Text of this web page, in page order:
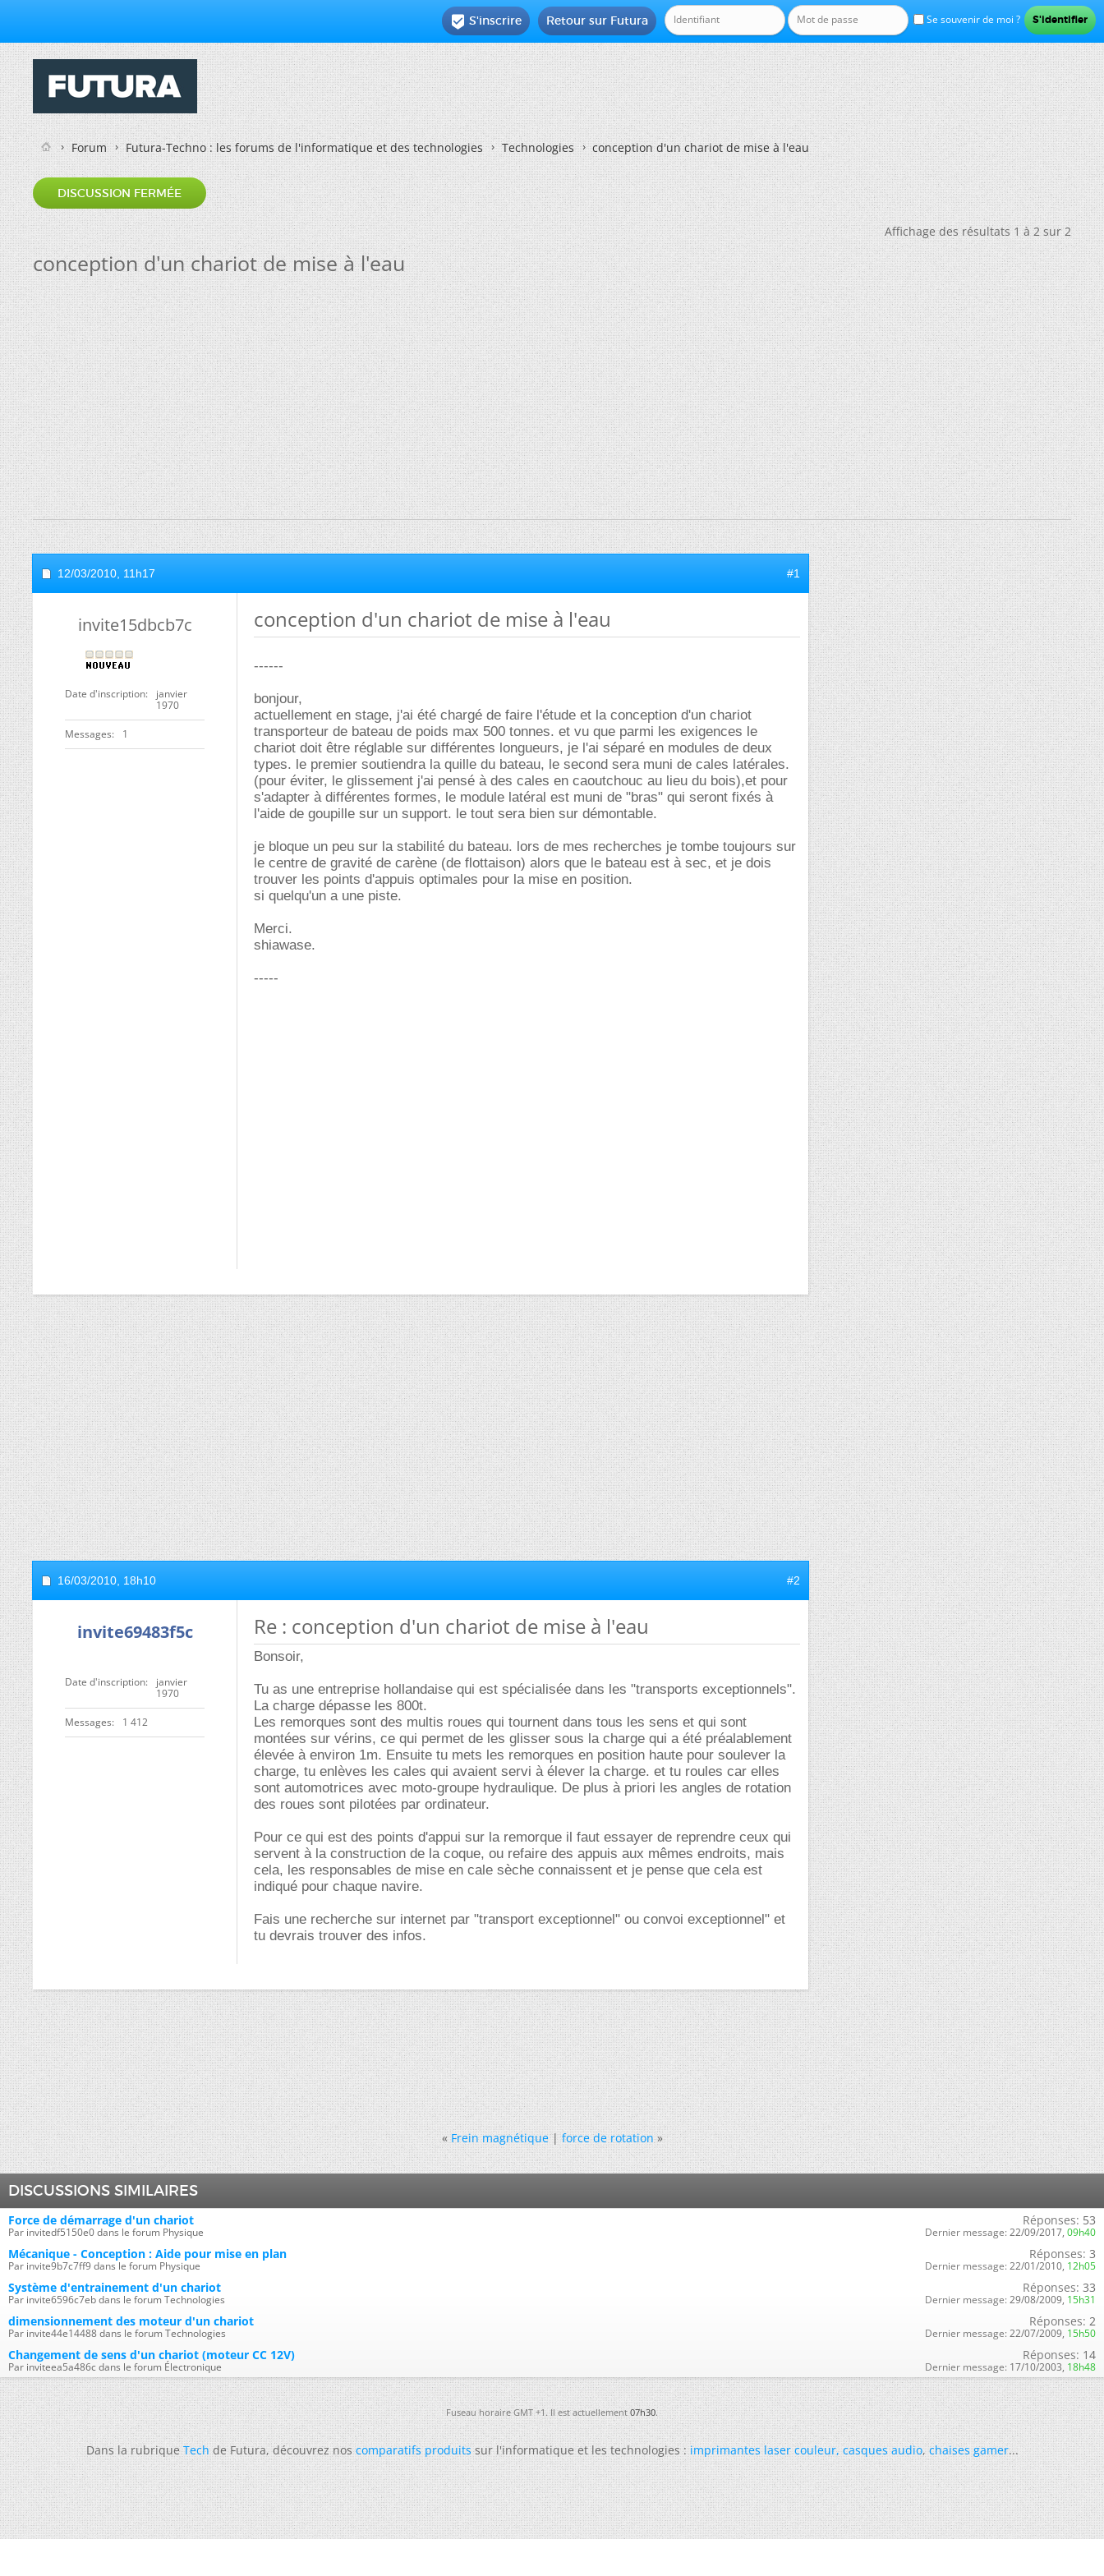
Se souvenir de moi ?
Retour sur Futura
 S'inscrire
Forum Futura-Techno : les forums de l'informatique et des technologies Technologies conception d'un chariot de mise à l'eau
DISCUSSION FERMÉE
Affichage des résultats 1 à 2 sur 2
conception d'un chariot de mise à l'eau
12/03/2010, 11h17 #1
invite15dbcb7c
Date d'inscription
janvier
1970
Messages 1
conception d'un chariot de mise à l'eau
------
bonjour,
actuellement en stage, j'ai été chargé de faire l'étude et la conception d'un chariot
transporteur de bateau de poids max 500 tonnes. et vu que parmi les exigences le
chariot doit être réglable sur différentes longueurs, je l'ai séparé en modules de deux
types. le premier soutiendra la quille du bateau, le second sera muni de cales latérales.
(pour éviter, le glissement j'ai pensé à des cales en caoutchouc au lieu du bois),et pour
s'adapter à différentes formes, le module latéral est muni de "bras" qui seront fixés à
l'aide de goupille sur un support. le tout sera bien sur démontable.
je bloque un peu sur la stabilité du bateau. lors de mes recherches je tombe toujours sur
le centre de gravité de carène (de flottaison) alors que le bateau est à sec, et je dois
trouver les points d'appuis optimales pour la mise en position.
si quelqu'un a une piste.
Merci.
shiawase.
-----
16/03/2010, 18h10 #2
invite69483f5c
Date d'inscription
janvier
1970
Messages 1 412
Re : conception d'un chariot de mise à l'eau
Bonsoir,
Tu as une entreprise hollandaise qui est spécialisée dans les "transports exceptionnels".
La charge dépasse les 800t.
Les remorques sont des multis roues qui tournent dans tous les sens et qui sont
montées sur vérins, ce qui permet de les glisser sous la charge qui a été préalablement
élevée à environ 1m. Ensuite tu mets les remorques en position haute pour soulever la
charge, tu enlèves les cales qui avaient servi à élever la charge. et tu roules car elles
sont automotrices avec moto-groupe hydraulique. De plus à priori les angles de rotation
des roues sont pilotées par ordinateur.
Pour ce qui est des points d'appui sur la remorque il faut essayer de reprendre ceux qui
servent à la construction de la coque, ou refaire des appuis aux mêmes endroits, mais
cela, les responsables de mise en cale sèche connaissent et je pense que cela est
indiqué pour chaque navire.
Fais une recherche sur internet par "transport exceptionnel" ou convoi exceptionnel" et
tu devrais trouver des infos.
« Frein magnétique|force de rotation »
DISCUSSIONS SIMILAIRES
Force de démarrage d'un chariot
Par invitedf5150e0 dans le forum Physique
Réponses: 53
Dernier message: 22/09/2017, 09h40
Mécanique - Conception : Aide pour mise en plan
Par invite9b7c7ff9 dans le forum Physique
Réponses: 3
Dernier message: 22/01/2010, 12h05
Système d'entrainement d'un chariot
Par invite6596c7eb dans le forum Technologies
Réponses: 33
Dernier message: 29/08/2009, 15h31
dimensionnement des moteur d'un chariot
Par invite44e14488 dans le forum Technologies
Réponses: 2
Dernier message: 22/07/2009, 15h50
Changement de sens d'un chariot (moteur CC 12V)
Par inviteea5a486c dans le forum Électronique
Réponses: 14
Dernier message: 17/10/2003, 18h48
Fuseau horaire GMT +1. Il est actuellement07h30.
Dans la rubriqueTechde Futura, découvrez noscomparatifs produitssur l'informatique et les technologies :imprimantes laser couleur,casques audio,chaises gamer...